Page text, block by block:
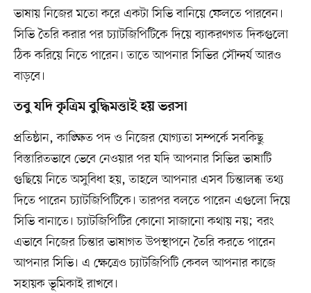
ভাষায় নিজের মতো করে একটা সিভি বানিয়ে ফেলতে পারবেন।
সিভি তৈরি করার পর চ্যাটজিপিটিকে দিয়ে ব্যাকরণগত দিকগুলো
ঠিক করিয়ে নিতে পারেন। তাতে আপনার সিভির সৌন্দর্য আরও
বাড়বে।
তবু যদি কৃত্রিম বুদ্ধিমত্তাই হয় ভরসা
প্রতিষ্ঠান, কাঙ্ক্ষিত পদ ও নিজের যোগ্যতা সম্পর্কে সবকিছু
বিস্তারিতভাবে ভেবে নেওয়ার পর যদি আপনার সিভির ভাষাটি
গুছিয়ে নিতে অসুবিধা হয়, তাহলে আপনার এসব চিন্তালব্ধ তথ্য
দিতে পারেন চ্যাটজিপিটিকে। তারপর বলতে পারেন এগুলো দিয়ে
সিভি বানাতে। চ্যাটজিপিটির কোনো সাজানো কথায় নয়; বরং
এভাবে নিজের চিন্তার ভাষাগত উপস্থাপনে তৈরি করতে পারেন
আপনার সিভি। এ ক্ষেত্রেও চ্যাটজিপিটি কেবল আপনার কাজে
সহায়ক ভূমিকাই রাখবে।